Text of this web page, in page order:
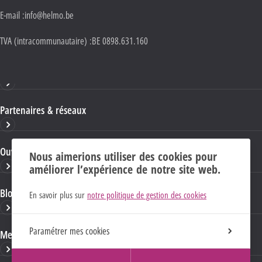
E-mail :info@helmo.be
TVA (intracommunautaire) :BE 0898.631.160
Partenaires & réseaux
Ouvrages & publications
Blogs & sites HELMo
Mentions Légales
Nous aimerions utiliser des cookies pour
améliorer l’expérience de notre site web.
En savoir plus sur notre politique de gestion des cookies
Paramétrer mes cookies